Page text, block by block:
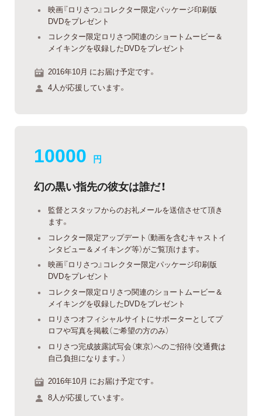
映画『ロリさつ』コレクター限定パッケージ印刷版
DVDをプレゼント
コレクター限定ロリさつ関連のショートムービー＆
メイキングを収録したDVDをプレゼント
2016年10月 にお届け予定です。
4人が応援しています。
10000 円
幻の黒い指先の彼女は誰だ！
監督とスタッフからのお礼メールを送信させて頂き
ます。
コレクター限定アップデート（動画を含むキャストイ
ンタビュー＆メイキング等）がご覧頂けます。
映画『ロリさつ』コレクター限定パッケージ印刷版
DVDをプレゼント
コレクター限定ロリさつ関連のショートムービー＆
メイキングを収録したDVDをプレゼント
ロリさつオフィシャルサイトにサポーターとしてプ
ロフや写真を掲載（ご希望の方のみ）
ロリさつ完成披露試写会（東京）へのご招待（交通費は
自己負担になります。）
2016年10月 にお届け予定です。
8人が応援しています。